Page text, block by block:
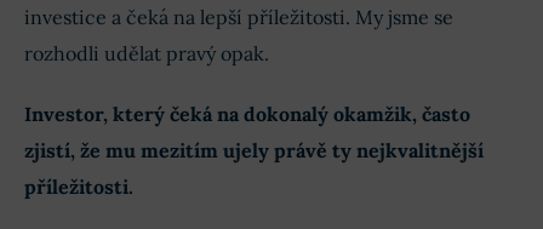
investice a čeká na lepší příležitosti. My jsme se
rozhodli udělat pravý opak.
Investor, který čeká na dokonalý okamžik, často
zjistí, že mu mezitím ujely právě ty nejkvalitnější
příležitosti.